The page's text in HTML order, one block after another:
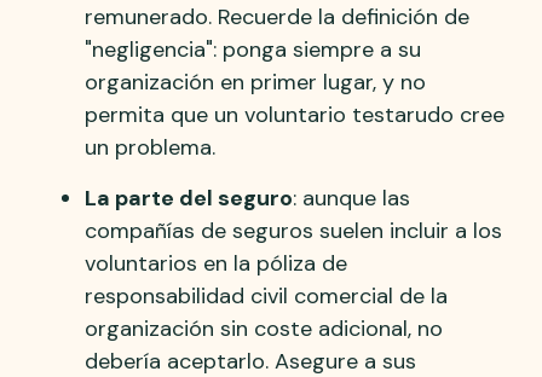
remunerado. Recuerde la definición de
"negligencia": ponga siempre a su
organización en primer lugar, y no
permita que un voluntario testarudo cree
un problema.
La parte del seguro: aunque las
compañías de seguros suelen incluir a los
voluntarios en la póliza de
responsabilidad civil comercial de la
organización sin coste adicional, no
debería aceptarlo. Asegure a sus